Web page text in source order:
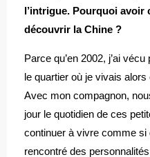
l’intrigue. Pourquoi avoir
découvrir la Chine ?
Parce qu’en 2002, j’ai
le quartier où je vivais
Avec mon compagnon,
jour le quotidien de ces
continuer à vivre comme si
rencontré des